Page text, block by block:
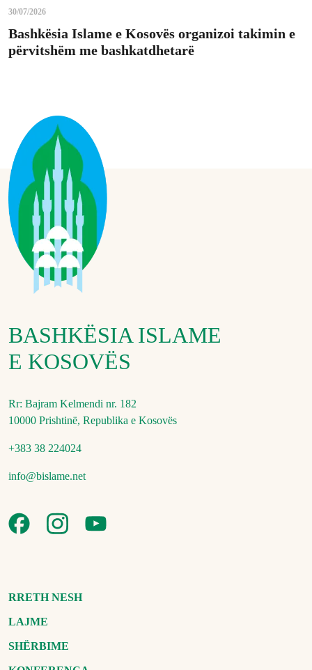
30/07/2026
Bashkësia Islame e Kosovës organizoi takimin e
përvitshëm me bashkatdhetarë
BASHKËSIA ISLAME
E KOSOVËS
Rr: Bajram Kelmendi nr. 182
10000 Prishtinë, Republika e Kosovës
+383 38 224024
info@bislame.net
RRETH NESH
LAJME
SHËRBIME